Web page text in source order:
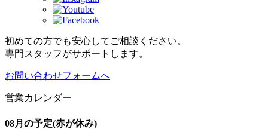
初めての方でも安心してご相談ください。
専門スタッフがサポートします。
お問い合わせフォームへ
営業カレンダー
08月の予定(赤が休み)